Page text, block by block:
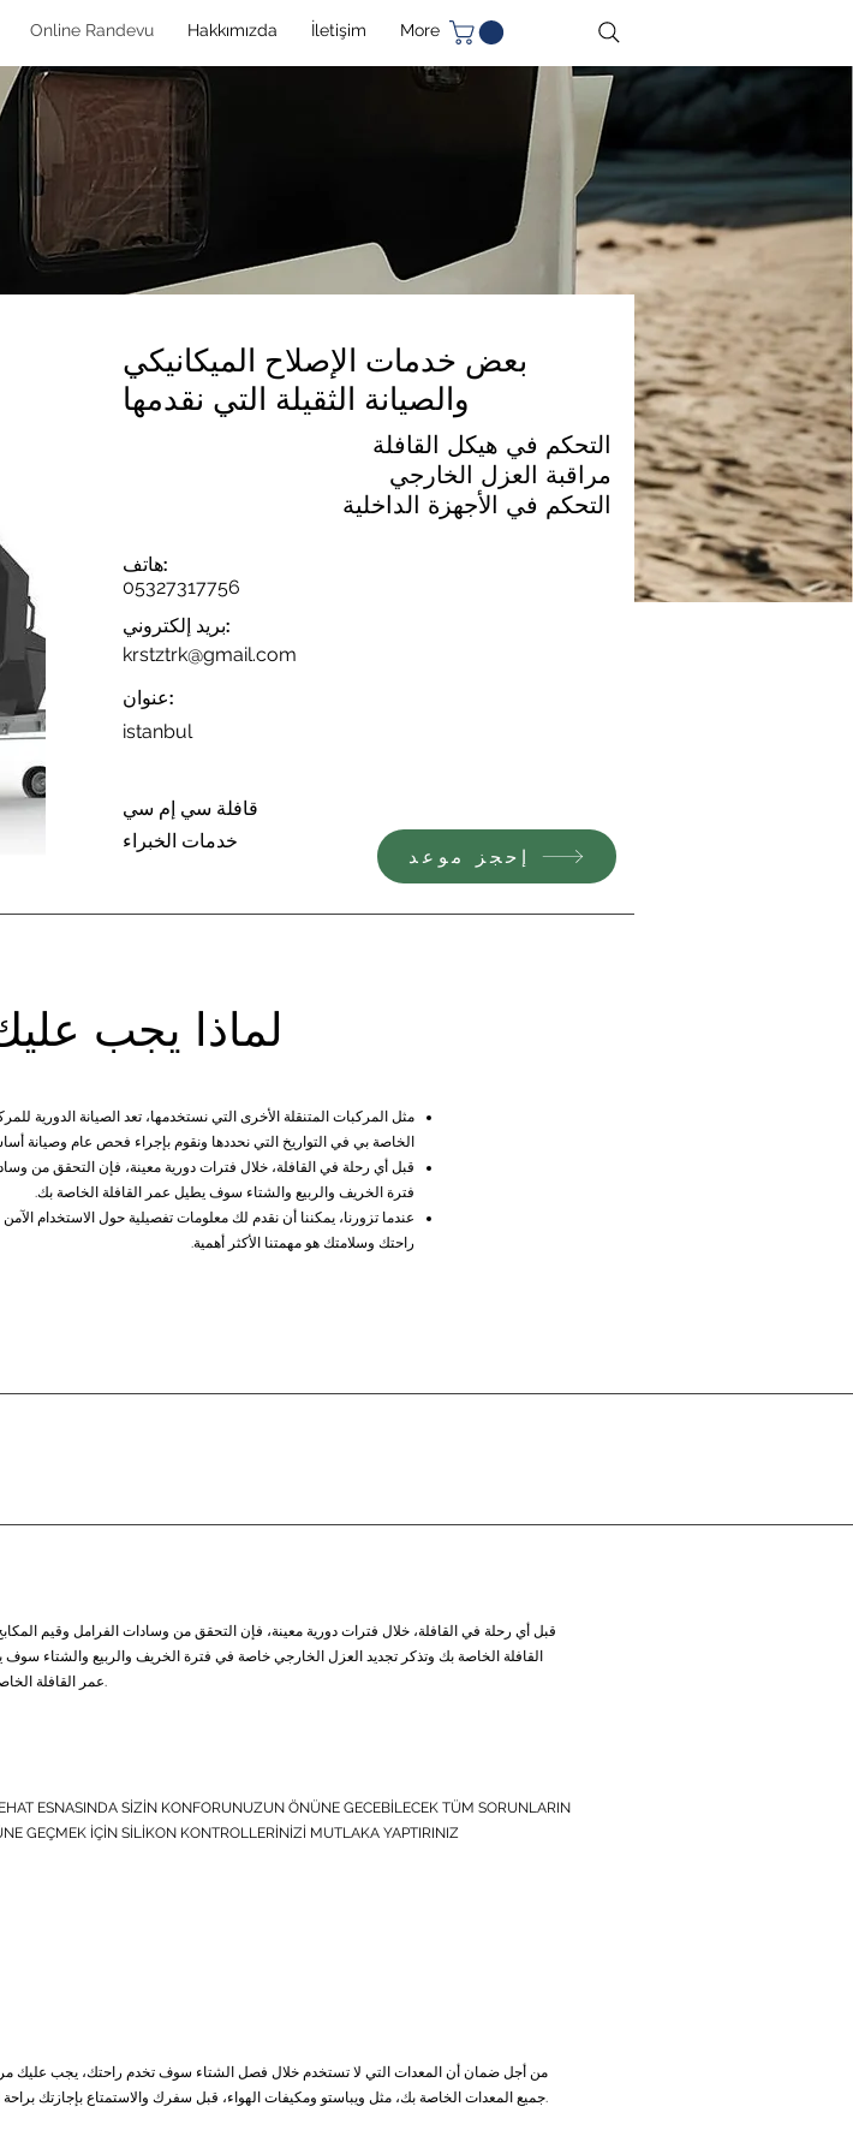
Online Randevu Hakkımızda İletişim More
بعض خدمات الإصلاح الميكانيكي
والصيانة الثقيلة التي نقدمها
التحكم في هيكل القافلة
مراقبة العزل الخارجي
التحكم في الأجهزة الداخلية
هاتف:
05327317756
بريد إلكتروني:
krstztrk@gmail.com
عنوان:
istanbul
قافلة سي إم سي
خدمات الخبراء
إحجز موعد
لماذا يجب
مثل المركبات المتنقلة الأخرى التي نستخدمها، تعد الصيانة الدورية
الخاصة بي في التواريخ التي نحددها ونقوم بإجراء فحص عام وصيانة
قبل أي رحلة في القافلة، خلال فترات دورية معينة، فإن التحقق من
فترة الخريف والربيع والشتاء سوف يطيل عمر القافلة الخاصة بك.
عندما تزورنا، يمكننا أن نقدم لك معلومات تفصيلية حول الاستخدام
راحتك وسلامتك هو مهمتنا الأكثر أهمية.
قبل أي رحلة في القافلة، خلال فترات دورية معينة، فإن التحقق من وسادات الفرامل وقيم
القافلة الخاصة بك وتذكر تجديد العزل الخارجي خاصة في فترة الخريف والربيع والشتاء
عمر القافلة الخاصة بك.
ESNASINDA SİZİN KONFORUNUZUN ÖNÜNE GECEBİLECEK TÜM SORUNLARIN
GEÇMEK İÇİN SİLİKON KONTROLLERİNİZİ MUTLAKA YAPTIRINIZ
من أجل ضمان أن المعدات التي لا تستخدم خلال فصل الشتاء سوف تخدم راحتك، يجب عليك
جميع المعدات الخاصة بك، مثل ويباستو ومكيفات الهواء، قبل سفرك والاستمتاع بإجازتك براحة البال.